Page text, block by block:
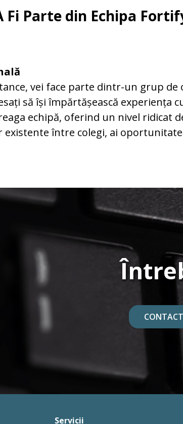
Fi Parte din Echipa
vei face parte dintr-un grup
să își împărtășească experiența
echipă, oferind un nivel ridicat
între colegi, ai
Servicii